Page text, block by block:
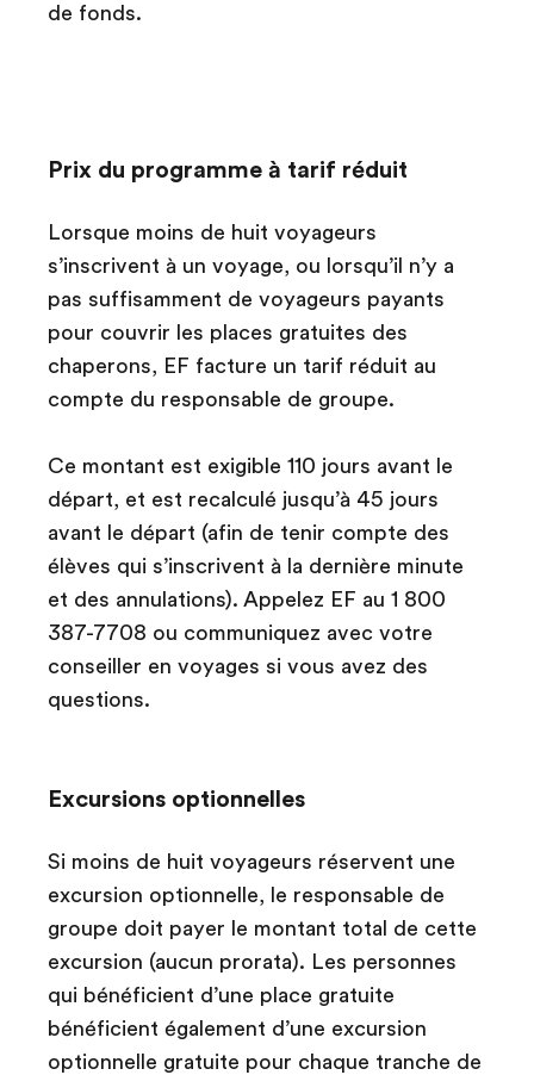
de fonds.
Prix du programme à tarif réduit
Lorsque moins de huit voyageurs
s’inscrivent à un voyage, ou lorsqu’il n’y a
pas suffisamment de voyageurs payants
pour couvrir les places gratuites des
chaperons, EF facture un tarif réduit au
compte du responsable de groupe.
Ce montant est exigible 110 jours avant le
départ, et est recalculé jusqu’à 45 jours
avant le départ (afin de tenir compte des
élèves qui s’inscrivent à la dernière minute
et des annulations). Appelez EF au 1 800
387-7708 ou communiquez avec votre
conseiller en voyages si vous avez des
questions.
Excursions optionnelles
Si moins de huit voyageurs réservent une
excursion optionnelle, le responsable de
groupe doit payer le montant total de cette
excursion (aucun prorata). Les personnes
qui bénéficient d’une place gratuite
bénéficient également d’une excursion
optionnelle gratuite pour chaque tranche de